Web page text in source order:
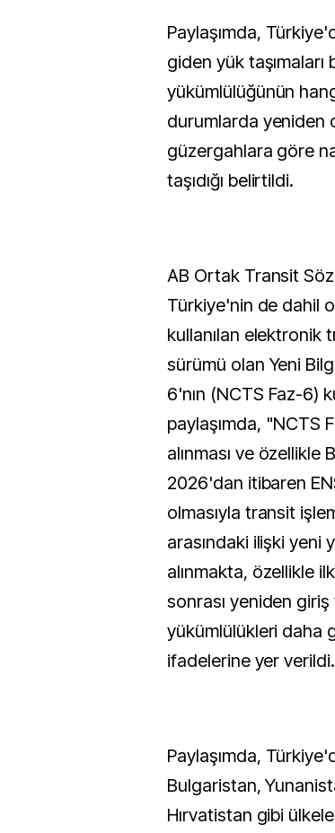
Paylaşımda,
giden yük taşımaları
yükümlülüğünün
durumlarda yeniden
güzergahlara göre
taşıdığı belirtildi.
AB Ortak Transit
Türkiye'nin de dahil
kullanılan elektronik
sürümü olan Yeni
6'nın (NCTS Faz-6)
paylaşımda, "NCTS
alınması ve özellikle
2026'dan itibaren
olmasıyla transit
arasındaki ilişki yeni
alınmakta, özellikle ilk
sonrası yeniden giriş
yükümlülükleri daha
ifadelerine yer verildi.
Paylaşımda,
Bulgaristan,
Hırvatistan gibi